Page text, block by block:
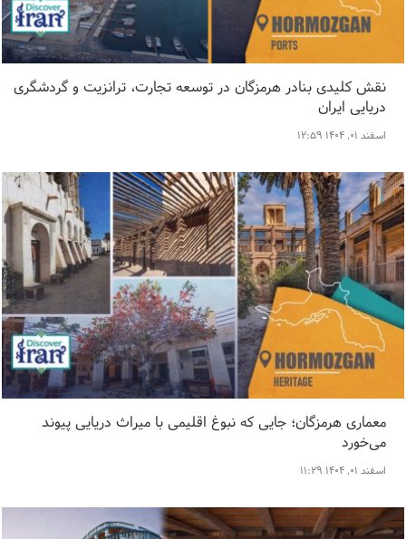
نقش کلیدی بنادر هرمزگان در توسعه تجارت، ترانزیت و گردشگری
دریایی ایران
اسفند ۰۱, ۱۴۰۴ ۱۲:۵۹
معماری هرمزگان؛ جایی که نبوغ اقلیمی با میراث دریایی پیوند
می‌خورد
اسفند ۰۱, ۱۴۰۴ ۱۱:۲۹